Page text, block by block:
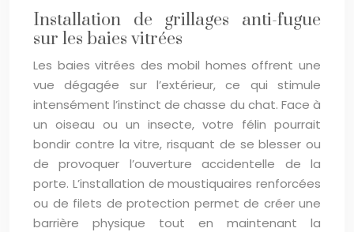
Installation de grillages anti-fugue
sur les baies vitrées
Les baies vitrées des mobil homes offrent une
vue dégagée sur l’extérieur, ce qui stimule
intensément l’instinct de chasse du chat. Face à
un oiseau ou un insecte, votre félin pourrait
bondir contre la vitre, risquant de se blesser ou
de provoquer l’ouverture accidentelle de la
porte. L’installation de moustiquaires renforcées
ou de filets de protection permet de créer une
barrière physique tout en maintenant la